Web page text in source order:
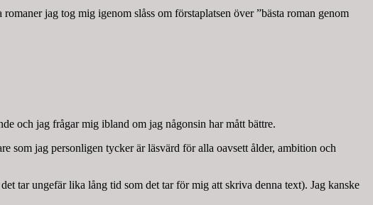
jag tog mig igenom slåss om förstaplatsen över ”bästa roman genom
och jag frågar mig ibland om jag någonsin har mått bättre.
som jag personligen tycker är läsvärd för alla oavsett ålder, ambition och
tar ungefär lika lång tid som det tar för mig att skriva denna text). Jag kanske